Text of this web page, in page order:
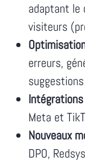
adaptant le
visiteurs
erreurs,
Meta et
Nouveaux
DPO,